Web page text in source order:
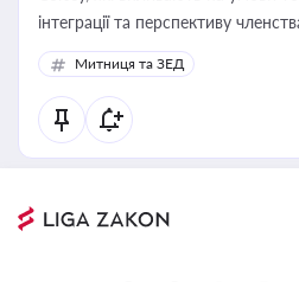
інтеграції та перспективу
Митниця та ЗЕД